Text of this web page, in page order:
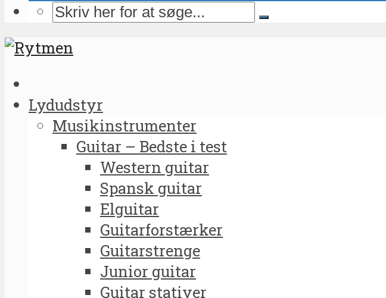
Lydudstyr
Musikinstrumenter
Guitar – Bedste i test
Western guitar
Spansk guitar
Elguitar
Guitarforstærker
Guitarstrenge
Junior guitar
Guitar stativer